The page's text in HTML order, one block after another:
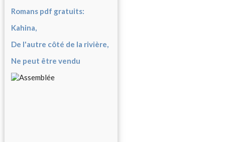
Romans pdf gratuits:
Kahina,
De l'autre côté de la rivière,
Ne peut être vendu